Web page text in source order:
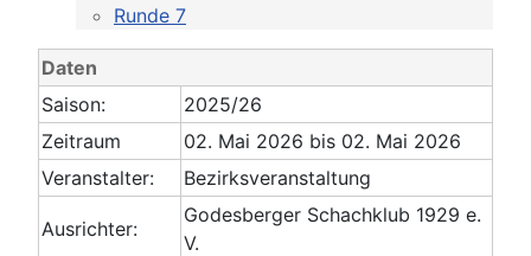
Runde 7
Daten
Saison:
2025/26
Zeitraum
02. Mai 2026 bis 02. Mai 2026
Veranstalter:
Bezirksveranstaltung
Ausrichter:
Godesberger Schachklub 1929 e.
V.